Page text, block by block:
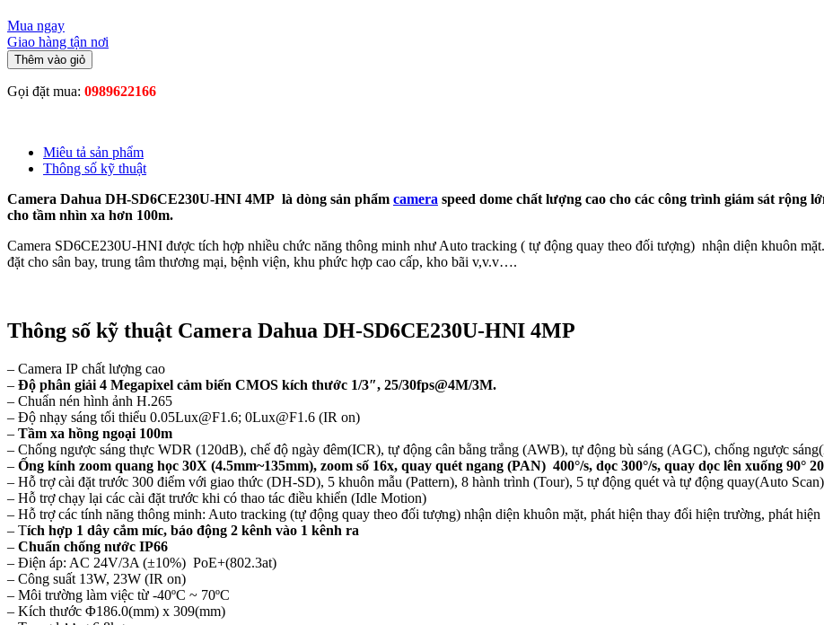
Mua ngay
Giao hàng tận nơi
Thêm vào giỏ
Gọi đặt mua: 0989622166
Miêu tả sản phẩm
Thông số kỹ thuật
Camera Dahua DH-SD6CE230U-HNI 4MP là dòng sản phẩm camera speed dome chất lượng cao cho các công trình giám sát rộng
cho tầm nhìn xa hơn 100m.
Camera SD6CE230U-HNI được tích hợp nhiều chức năng thông minh như Auto tracking ( tự động quay theo đối tượng) nhận diện khuôn
đặt cho sân bay, trung tâm thương mại, bệnh viện, khu phức hợp cao cấp, kho bãi v,v.v….
Thông số kỹ thuật Camera Dahua DH-SD6CE230U-HNI 4MP
– Camera IP chất lượng cao
– Độ phân giải 4 Megapixel cảm biến CMOS kích thước 1/3″, 25/30fps@4M/3M.
– Chuẩn nén hình ảnh H.265
– Độ nhạy sáng tối thiểu 0.05Lux@F1.6; 0Lux@F1.6 (IR on)
– Tầm xa hồng ngoại 100m
– Chống ngược sáng thực WDR (120dB), chế độ ngày đêm(ICR), tự động cân bằng trắng (AWB), tự động bù sáng (AGC), chống ngược
– Ống kính zoom quang học 30X (4.5mm~135mm), zoom số 16x, quay quét ngang (PAN) 400°/s, dọc 300°/s, quay dọc lên xuống 90°
– Hỗ trợ cài đặt trước 300 điểm với giao thức (DH-SD), 5 khuôn mẫu (Pattern), 8 hành trình (Tour), 5 tự động quét và tự động quay(Auto
– Hỗ trợ chạy lại các cài đặt trước khi có thao tác điều khiển (Idle Motion)
– Hỗ trợ các tính năng thông minh: Auto tracking (tự động quay theo đối tượng) nhận diện khuôn mặt, phát hiện thay đổi hiện trường, phát
– Tích hợp 1 dây cắm míc, báo động 2 kênh vào 1 kênh ra
– Chuẩn chống nước IP66
– Điện áp: AC 24V/3A (±10%) PoE+(802.3at)
– Công suất 13W, 23W (IR on)
– Môi trường làm việc từ -40ºC ~ 70ºC
– Kích thước Φ186.0(mm) x 309(mm)